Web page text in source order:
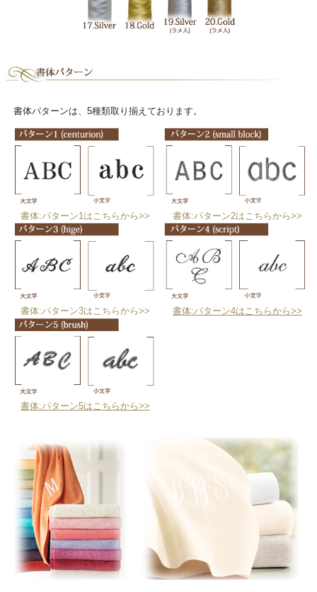
書体パターンは、5種類取り揃えております。
書体:パターン1はこちらから>> 書体:パターン2はこちらから>>
書体:パターン3はこちらから>> 書体:パターン4はこちらから>>
書体:パターン5はこちらから>>